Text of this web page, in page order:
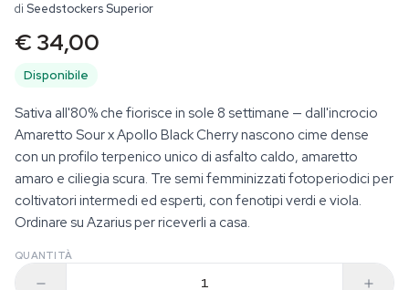
di Seedstockers Superior
€ 34,00
Disponibile
Sativa all'80% che fiorisce in sole 8 settimane — dall'incrocio
Amaretto Sour x Apollo Black Cherry nascono cime dense
con un profilo terpenico unico di asfalto caldo, amaretto
amaro e ciliegia scura. Tre semi femminizzati fotoperiodici per
coltivatori intermedi ed esperti, con fenotipi verdi e viola.
Ordinare su Azarius per riceverli a casa.
QUANTITÀ